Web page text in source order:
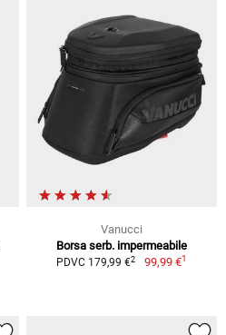
Vanucci
Borsa serb. impermeabile
PDVC 179,99 €2 99,99 €1